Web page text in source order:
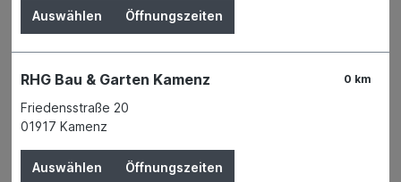
Der Preis wird erst nach Wahl einer Filiale
angezeigt.
Zum Merkzettel hinzufügen
Derzeit in keiner Filiale verfügbar
Name
Hanseatischer Drahthandel GmbH
Auswählen Öffnungszeiten
0 km
RHG Bau & Garten Kamenz
Friedensstraße 20
01917 Kamenz
Auswählen Öffnungszeiten